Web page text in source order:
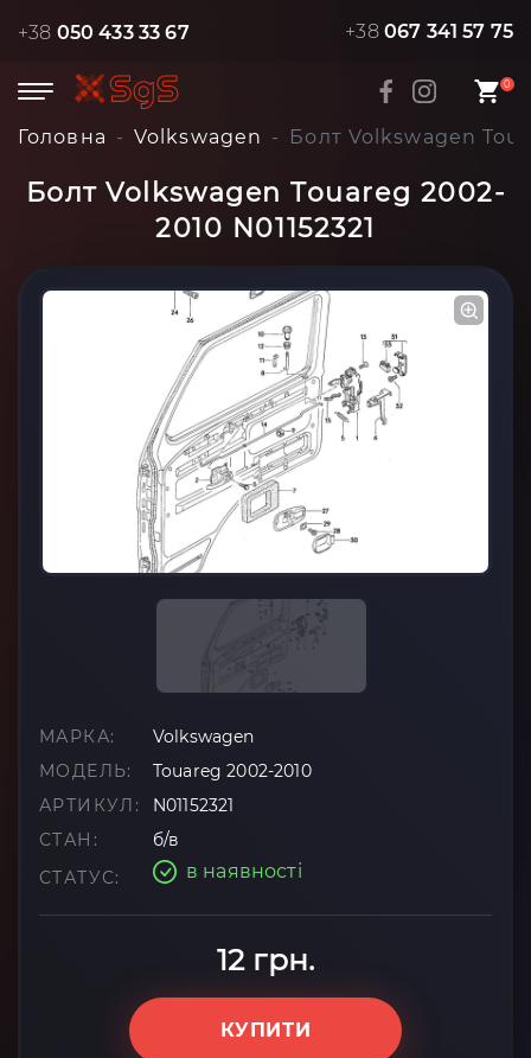
+38 050 433 33 67 +38 067 341 57 75
0
Головна Volkswagen Болт Volkswagen
Болт Volkswagen Touareg 2002-
2010 N01152321
МАРКА:
Volkswagen
МОДЕЛЬ:
Touareg 2002-2010
АРТИКУЛ:
N01152321
СТАН:
б/в
СТАТУС:
в наявності
12 грн.
КУПИТИ